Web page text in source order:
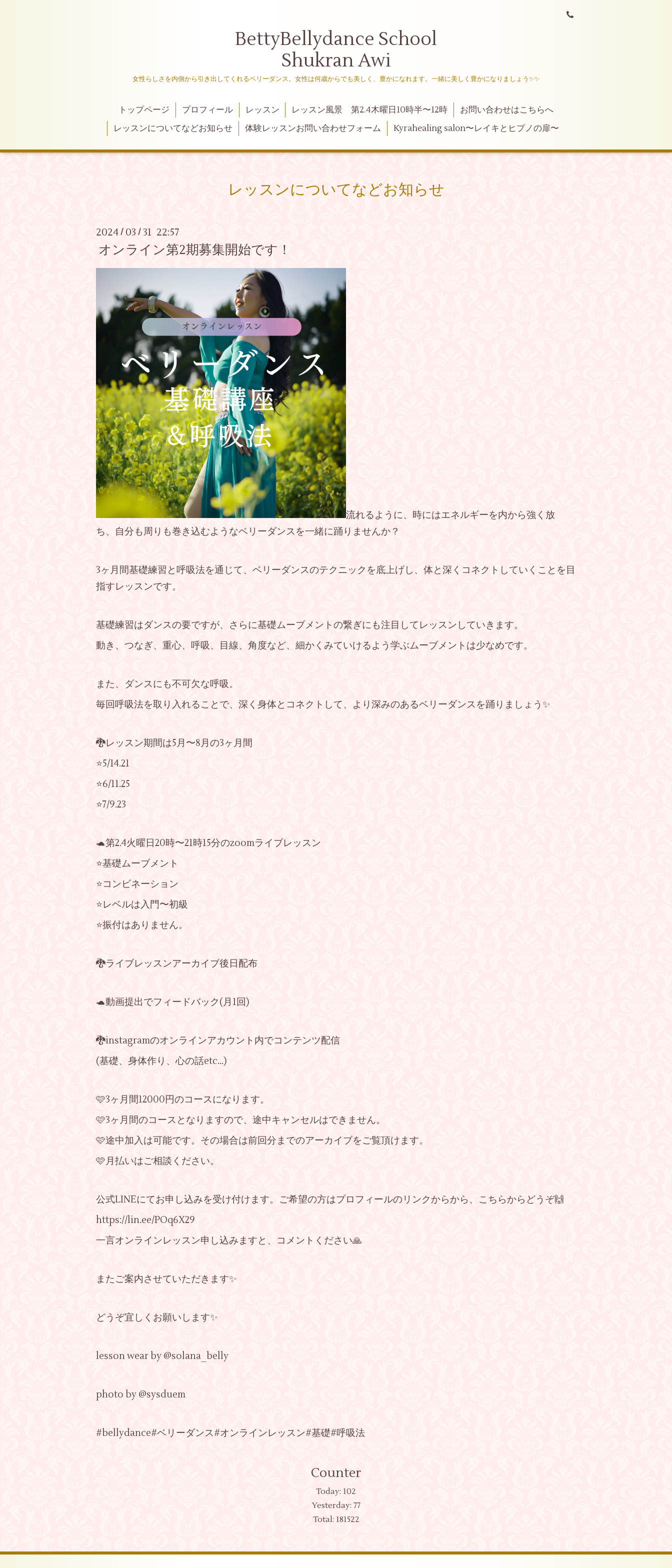
BettyBellydance School
Shukran Awi
女性らしさを内側から引き出してくれるベリーダンス。女性は何歳からでも美しく、豊かになれます。一緒に美しく豊かになりましょう✨✨
トップページ プロフィール レッスン レッスン風景 第2.4木曜日10時半〜12時
お問い合わせはこちらへ
レッスンについてなどお知らせ
体験レッスンお問い合わせフォーム Kyrahealing salon〜レイキとヒプノの扉〜
レッスンについてなどお知らせ
2024 / 03 / 31 22:57
オンライン第2期募集開始です！
流れるように、時にはエネルギーを内から強く放
ち、自分も周りも巻き込むようなベリーダンスを一緒に踊りませんか？
3ヶ月間基礎練習と呼吸法を通じて、ベリーダンスのテクニックを底上げし、体と深くコネクトしていくことを目
指すレッスンです。
基礎練習はダンスの要ですが、さらに基礎ムーブメントの繋ぎにも注目してレッスンしていきます。
動き、つなぎ、重心、呼吸、目線、角度など、細かくみていけるよう学ぶムーブメントは少なめです。
また、ダンスにも不可欠な呼吸。
毎回呼吸法を取り入れることで、深く身体とコネクトして、より深みのあるベリーダンスを踊りましょう✨
🐉レッスン期間は5月〜8月の3ヶ月間
⭐️5/14.21
⭐️6/11.25
⭐️7/9.23
🐢第2.4火曜日20時〜21時15分のzoomライブレッスン
⭐️基礎ムーブメント
⭐️コンビネーション
⭐️レベルは入門〜初級
⭐️振付はありません。
🐉ライブレッスンアーカイブ後日配布
🐢動画提出でフィードバック(月1回)
🐉instagramのオンラインアカウント内でコンテンツ配信
(基礎、身体作り、心の話etc...)
🩷3ヶ月間12000円のコースになります。
🩷3ヶ月間のコースとなりますので、途中キャンセルはできません。
🩷途中加入は可能です。その場合は前回分までのアーカイブをご覧頂けます。
🩷月払いはご相談ください。
公式LINEにてお申し込みを受け付けます。ご希望の方はプロフィールのリンクからから、こちらからどうぞ🙌
https://lin.ee/POq6X29
一言オンラインレッスン申し込みますと、コメントください🙏
またご案内させていただきます✨
どうぞ宜しくお願いします✨
lesson wear by @solana_belly
photo by @sysduem
#bellydance#ベリーダンス#オンラインレッスン#基礎#呼吸法
Counter
Today: 102
Yesterday: 77
Total: 181522